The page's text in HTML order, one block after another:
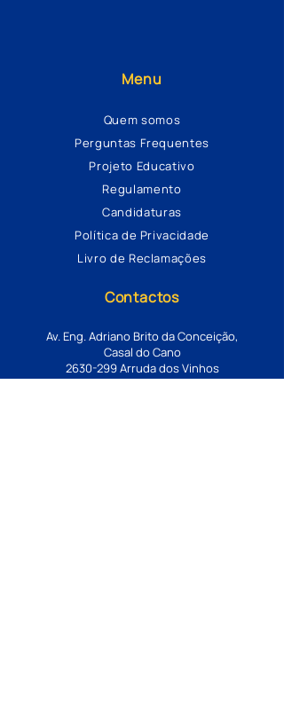
Menu
Quem somos
Perguntas Frequentes
Projeto Educativo
Regulamento
Candidaturas
Política de Privacidade
Livro de Reclamações
Contactos
Av. Eng. Adriano Brito da Conceição,
Casal do Cano
2630-299Arruda dos Vinhos